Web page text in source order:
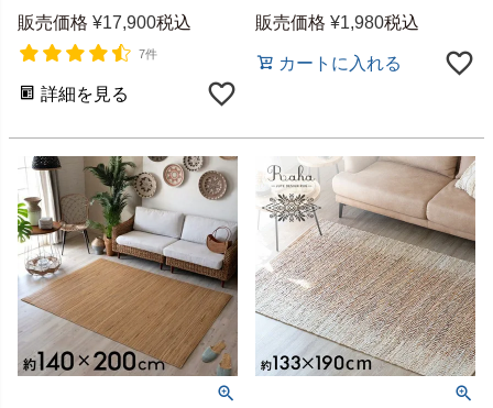
販売価格 ¥17,900税込
7件
詳細を見る
販売価格 ¥1,980税込
カートに入れる